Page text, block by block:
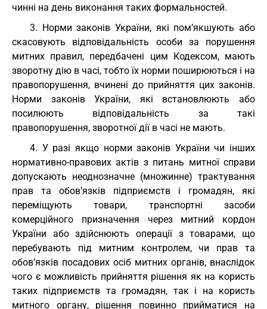
чинні на день виконання таких формальностей.
3. Норми законів України, які пом’якшують або
скасовують відповідальність особи за порушення
митних правил, передбачені цим Кодексом, мають
зворотну дію в часі, тобто їх норми поширюються і на
правопорушення, вчинені до прийняття цих законів.
Норми законів України, які встановлюють або
посилюють відповідальність за такі
правопорушення, зворотної дії в часі не мають.
4. У разі якщо норми законів України чи інших
нормативно-правових актів з питань митної справи
допускають неоднозначне (множинне) трактування
прав та обов’язків підприємств і громадян, які
переміщують товари, транспортні засоби
комерційного призначення через митний кордон
України або здійснюють операції з товарами, що
перебувають під митним контролем, чи прав та
обов’язків посадових осіб митних органів, внаслідок
чого є можливість прийняття рішення як на користь
таких підприємств та громадян, так і на користь
митного органу, рішення повинно прийматися на